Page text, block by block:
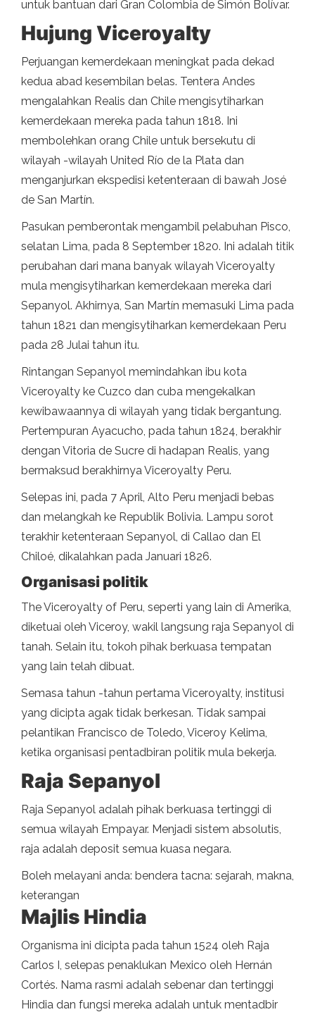
untuk bantuan dari Gran Colombia de Simón Bolívar.
Hujung Viceroyalty
Perjuangan kemerdekaan meningkat pada dekad
kedua abad kesembilan belas. Tentera Andes
mengalahkan Realis dan Chile mengisytiharkan
kemerdekaan mereka pada tahun 1818. Ini
membolehkan orang Chile untuk bersekutu di
wilayah -wilayah United Río de la Plata dan
menganjurkan ekspedisi ketenteraan di bawah José
de San Martín.
Pasukan pemberontak mengambil pelabuhan Pisco,
selatan Lima, pada 8 September 1820. Ini adalah titik
perubahan dari mana banyak wilayah Viceroyalty
mula mengisytiharkan kemerdekaan mereka dari
Sepanyol. Akhirnya, San Martín memasuki Lima pada
tahun 1821 dan mengisytiharkan kemerdekaan Peru
pada 28 Julai tahun itu.
Rintangan Sepanyol memindahkan ibu kota
Viceroyalty ke Cuzco dan cuba mengekalkan
kewibawaannya di wilayah yang tidak bergantung.
Pertempuran Ayacucho, pada tahun 1824, berakhir
dengan Vitoria de Sucre di hadapan Realis, yang
bermaksud berakhirnya Viceroyalty Peru.
Selepas ini, pada 7 April, Alto Peru menjadi bebas
dan melangkah ke Republik Bolivia. Lampu sorot
terakhir ketenteraan Sepanyol, di Callao dan El
Chiloé, dikalahkan pada Januari 1826.
Organisasi politik
The Viceroyalty of Peru, seperti yang lain di Amerika,
diketuai oleh Viceroy, wakil langsung raja Sepanyol di
tanah. Selain itu, tokoh pihak berkuasa tempatan
yang lain telah dibuat.
Semasa tahun -tahun pertama Viceroyalty, institusi
yang dicipta agak tidak berkesan. Tidak sampai
pelantikan Francisco de Toledo, Viceroy Kelima,
ketika organisasi pentadbiran politik mula bekerja.
Raja Sepanyol
Raja Sepanyol adalah pihak berkuasa tertinggi di
semua wilayah Empayar. Menjadi sistem absolutis,
raja adalah deposit semua kuasa negara.
Boleh melayani anda: bendera tacna: sejarah, makna,
keterangan
Majlis Hindia
Organisma ini dicipta pada tahun 1524 oleh Raja
Carlos I, selepas penaklukan Mexico oleh Hernán
Cortés. Nama rasmi adalah sebenar dan tertinggi
Hindia dan fungsi mereka adalah untuk mentadbir